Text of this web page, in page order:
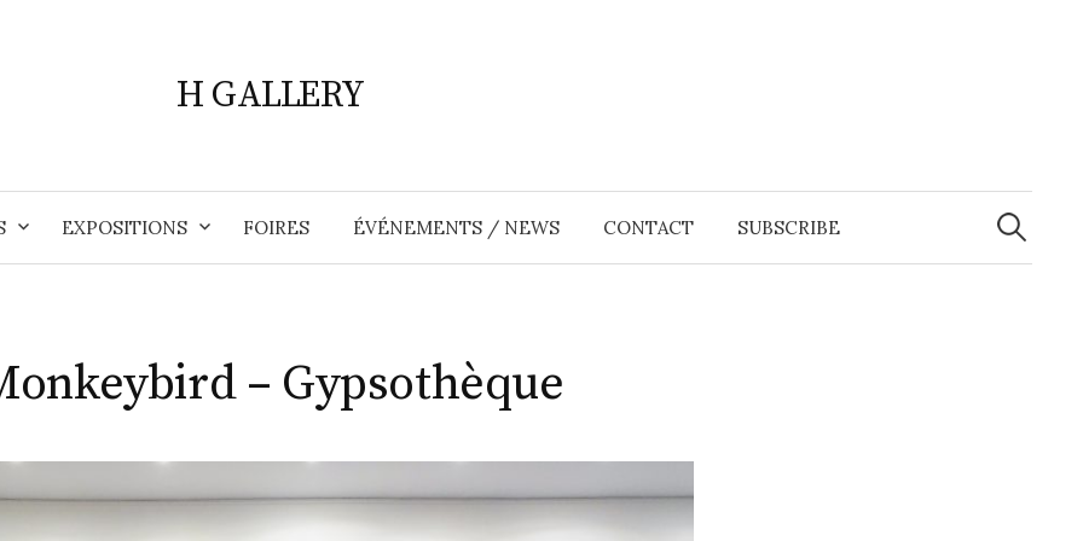
H GALLERY
EXPOSITIONS FOIRES ÉVÉNEMENTS / NEWS CONTACT SUBSCRIBE
Search
for:
– Gypsothèque